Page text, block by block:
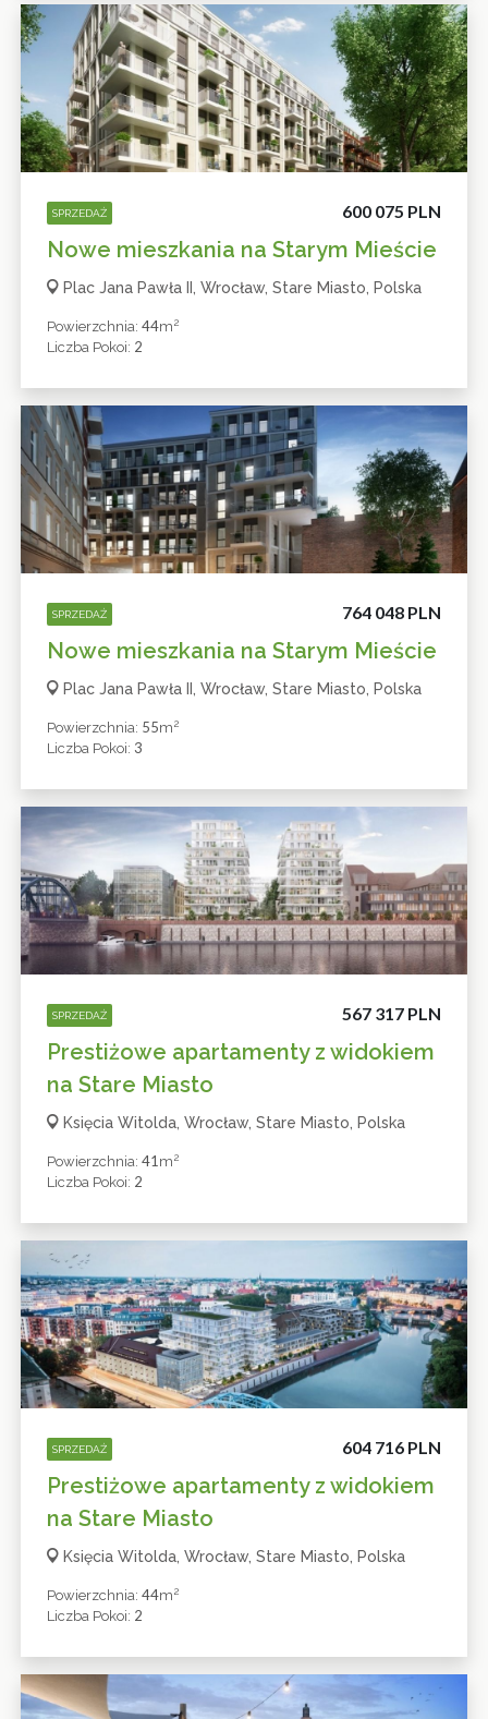
SPRZEDAŻ 600 075 PLN
Nowe mieszkania na Starym Mieście
Plac Jana Pawła II, Wrocław, Stare Miasto, Polska
Powierzchnia: 44M2
Liczba Pokoi: 2
SPRZEDAŻ 764 048 PLN
Nowe mieszkania na Starym Mieście
Plac Jana Pawła II, Wrocław, Stare Miasto, Polska
Powierzchnia: 55M2
Liczba Pokoi: 3
SPRZEDAŻ 567 317 PLN
Prestiżowe apartamenty z widokiem
na Stare Miasto
Księcia Witolda, Wrocław, Stare Miasto, Polska
Powierzchnia: 41 M2
Liczba Pokoi: 2
SPRZEDAŻ 604 716 PLN
Prestiżowe apartamenty z widokiem
na Stare Miasto
Księcia Witolda, Wrocław, Stare Miasto, Polska
Powierzchnia: 44M2
Liczba Pokoi: 2